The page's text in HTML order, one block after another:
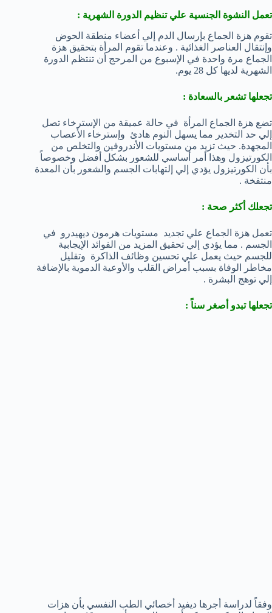
تعمل النشوة الجنسية علي تنظيم الدورة الشهرية :
تقوم هزة الجماع بإرسال الدم إلي أعضاء منطقة الحوض
وإنتقال العناصر الغذائية . وعندما تقوم المرأة بتحقيق هزة
الجماع مرة واحدة في الإسبوع من المرحج أن تنتظم الدورة
الشهرية لديها كل 28 يوم.
تجعلها تشعر بالسعادة :
تضع هزة الجماع المرأة في حالة عميقة من الإسترخاء تصل
إلي حد التخدير مما يسهل النوم هادئ وإسترخاء الأعصاب
المجهدة. حيث تزيد من مستويات الأندروفين والتخلص من
الكورتيزول وهذا أمر أساسي للشعور بشكل أفضل وخصوصاً
بأن الكورتيزول يؤدي إلي إلتهابات الجسم والشعور بأن المعدة
منتفخة .
تجعلك أكثر صحة :
تعمل هزة الجماع علي تجديد مستويات هرمون ديهيدرو في
الجسم . مما يؤدي إلي تحقيق المزيد من الفوائد الإيجابية
للجسم حيث يعمل علي تحسين وظائف الذاكرة وتقليل
مخاطر الوفاة بسبب أمراض القلب والأوعية الدموية بالإضافة
إلي توهج البشرة .
تجعلها تبدو أصغر سناً :
وفقاً لدراسة أجرها ديفيد أخصائي الطب النفسي بأن هزات